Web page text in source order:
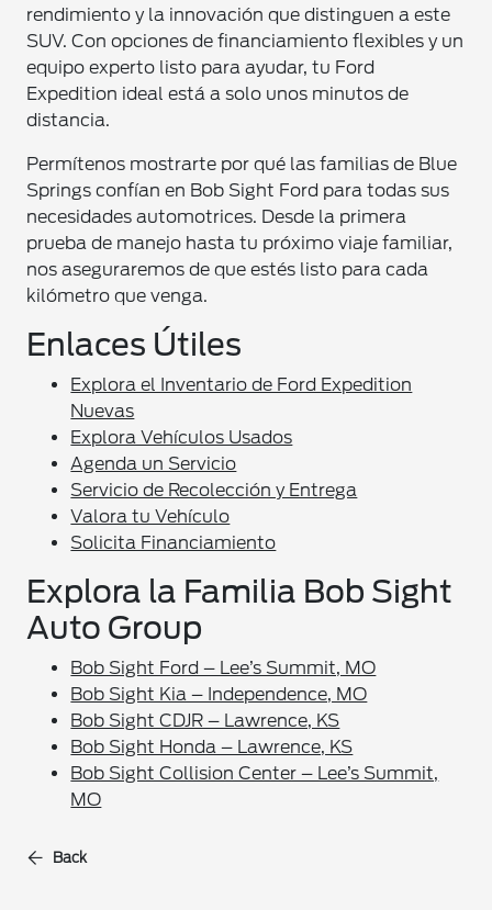
rendimiento y la innovación que distinguen a este
SUV. Con opciones de financiamiento flexibles y un
equipo experto listo para ayudar, tu Ford
Expedition ideal está a solo unos minutos de
distancia.
Permítenos mostrarte por qué las familias de Blue
Springs confían en Bob Sight Ford para todas sus
necesidades automotrices. Desde la primera
prueba de manejo hasta tu próximo viaje familiar,
nos aseguraremos de que estés listo para cada
kilómetro que venga.
Enlaces Útiles
Explora el Inventario de Ford Expedition
Nuevas
Explora Vehículos Usados
Agenda un Servicio
Servicio de Recolección y Entrega
Valora tu Vehículo
Solicita Financiamiento
Explora la Familia Bob Sight
Auto Group
Bob Sight Ford – Lee’s Summit, MO
Bob Sight Kia – Independence, MO
Bob Sight CDJR – Lawrence, KS
Bob Sight Honda – Lawrence, KS
Bob Sight Collision Center – Lee’s Summit,
MO
Back